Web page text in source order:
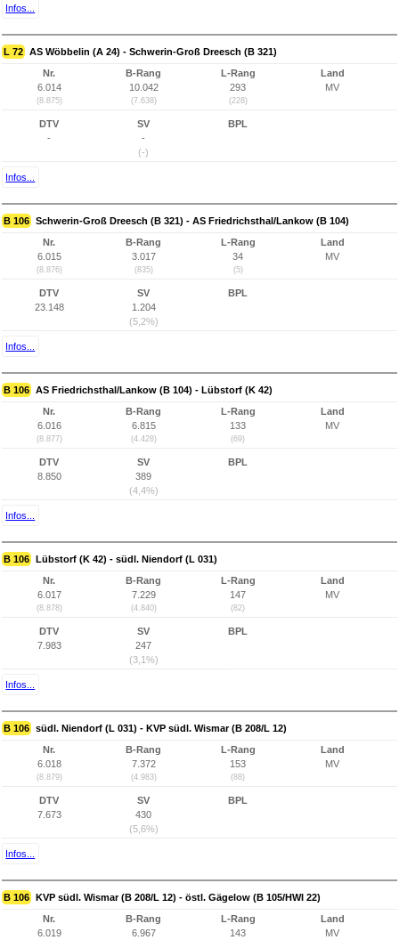
Infos...
L 72 AS Wöbbelin (A 24) - Schwerin-Groß Dreesch (B 321)
Nr.
6.014
(8.875)
B-Rang
10.042
(7.638)
L-Rang
293
(228)
Land
MV
DTV
-
SV
-
(-)
BPL
Infos...
B 106 Schwerin-Groß Dreesch (B 321) - AS Friedrichsthal/Lankow (B 104)
Nr.
6.015
(8.876)
B-Rang
3.017
(835)
L-Rang
34
(5)
Land
MV
DTV
23.148
SV
1.204
(5,2%)
BPL
Infos...
B 106 AS Friedrichsthal/Lankow (B 104) - Lübstorf (K 42)
Nr.
6.016
(8.877)
B-Rang
6.815
(4.428)
L-Rang
133
(69)
Land
MV
DTV
8.850
SV
389
(4,4%)
BPL
Infos...
B 106 Lübstorf (K 42) - südl. Niendorf (L 031)
Nr.
6.017
(8.878)
B-Rang
7.229
(4.840)
L-Rang
147
(82)
Land
MV
DTV
7.983
SV
247
(3,1%)
BPL
Infos...
B 106 südl. Niendorf (L 031) - KVP südl. Wismar (B 208/L 12)
Nr.
6.018
(8.879)
B-Rang
7.372
(4.983)
L-Rang
153
(88)
Land
MV
DTV
7.673
SV
430
(5,6%)
BPL
Infos...
B 106 KVP südl. Wismar (B 208/L 12) - östl. Gägelow (B 105/HWI 22)
Nr.
6.019
B-Rang
6.967
L-Rang
143
Land
MV